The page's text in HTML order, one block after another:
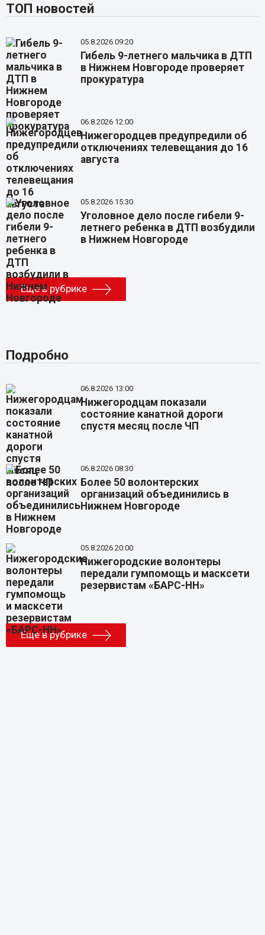
ТОП новостей
05.8.2026 09:20
Гибель 9-летнего мальчика в ДТП
в Нижнем Новгороде проверяет
прокуратура
06.8.2026 12:00
Нижегородцев предупредили об
отключениях телевещания до 16
августа
05.8.2026 15:30
Уголовное дело после гибели 9-
летнего ребенка в ДТП возбудили
в Нижнем Новгороде
Еще в рубрике
Подробно
06.8.2026 13:00
Нижегородцам показали
состояние канатной дороги
спустя месяц после ЧП
06.8.2026 08:30
Более 50 волонтерских
организаций объединились в
Нижнем Новгороде
05.8.2026 20:00
Нижегородские волонтеры
передали гумпомощь и масксети
резервистам «БАРС-НН»
Еще в рубрике